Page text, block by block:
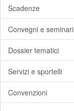
Scadenze
Convegni e seminari
Dossier tematici
Servizi e sportelli
Convenzioni